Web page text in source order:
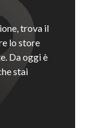
trova il
lo store
Da oggi è
stai